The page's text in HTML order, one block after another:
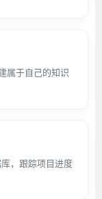
属于自己的知识
，跟踪项目进度